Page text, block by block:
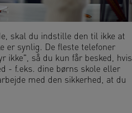
skal du indstille den til ikke at
er synlig. De fleste telefoner
ikke", så du kun får besked, hvis
- f.eks. dine børns skole eller
med den sikkerhed, at du